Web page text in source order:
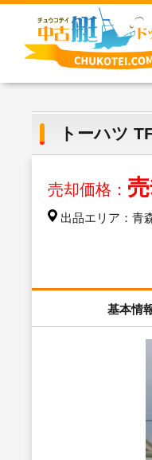
トーハツ
売却価格：
出品エリア：青
基本情